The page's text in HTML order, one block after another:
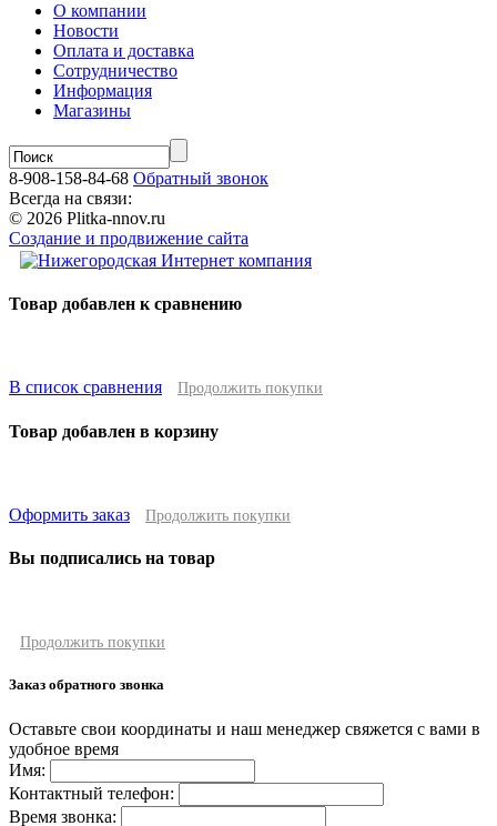
О компании
Новости
Оплата и доставка
Сотрудничество
Информация
Магазины
8-908-158-84-68 Обратный звонок
Всегда на связи:
© 2026 Plitka-nnov.ru
Создание и продвижение сайта
Товар добавлен к сравнению
В список сравнения Продолжить покупки
Товар добавлен в корзину
Оформить заказ Продолжить покупки
Вы подписались на товар
Продолжить покупки
Заказ обратного звонка
Оставьте свои координаты и наш менеджер свяжется с вами в
удобное время
Имя:
Контактный телефон:
Время звонка: